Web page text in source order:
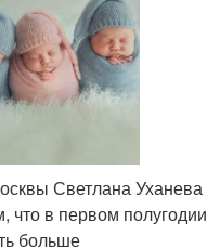
Светлана Уханева
что в первом полугодии
больше